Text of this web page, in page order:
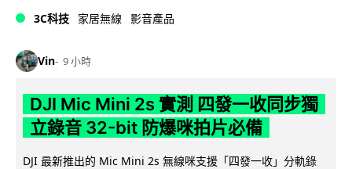
3C科技 家居無線 影音產品
Vin 9 小時
DJI Mic Mini 2s 實測 四發一收同步獨
立錄音 32-bit 防爆咪拍片必備
DJI 最新推出的 Mic Mini 2s 無線咪支援「四發一收」分軌錄